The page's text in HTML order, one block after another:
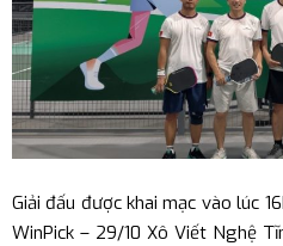
Giải đấu được khai mạc vào lúc
WinPick – 29/10 Xô Viết Nghệ